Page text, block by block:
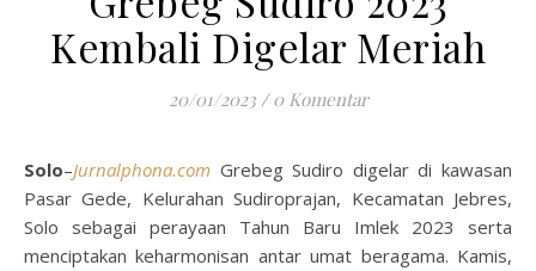
Kembali Digelar Meriah
20/01/2023 / 0 Komentar
Solo–Jurnalphona.com Grebeg Sudiro digelar di kawasan
Pasar Gede, Kelurahan Sudiroprajan, Kecamatan Jebres,
Solo sebagai perayaan Tahun Baru Imlek 2023 serta
menciptakan keharmonisan antar umat beragama. Kamis,